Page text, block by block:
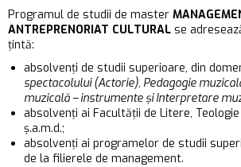
Programul de studii de master
ANTREPRENORIAT CULTURAL se
ţintă:
absolvenţi de studii superioare, din
spectacolului (Actorie), Pedagogie
muzicală – instrumente și Interpretare
absolvenţi ai Facultăţii de Litere,
ș.a.m.d.;
absolvenţi ai programelor de studii
de la filierele de management.